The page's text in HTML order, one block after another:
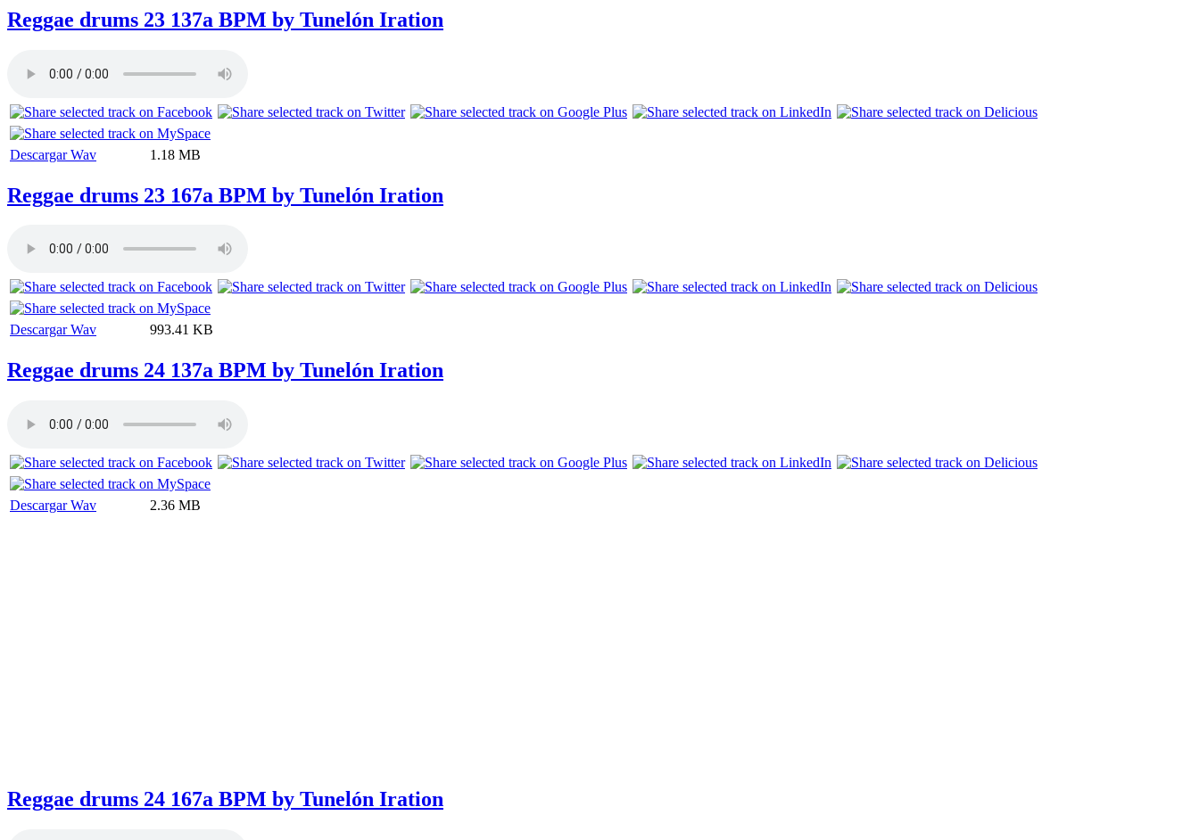
Reggae drums 23 137a BPM by Tunelón Iration
Descargar Wav 1.18 MB
Reggae drums 23 167a BPM by Tunelón Iration
Descargar Wav 993.41 KB
Reggae drums 24 137a BPM by Tunelón Iration
Descargar Wav 2.36 MB
Reggae drums 24 167a BPM by Tunelón Iration